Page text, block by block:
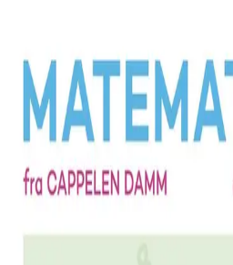
Laster... Se handlekurv - 0 vare
Serier
Utgivelseskalender
Bokpakker